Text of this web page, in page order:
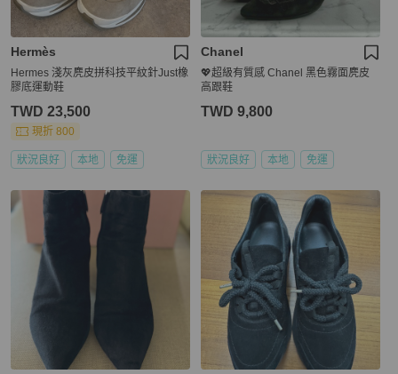
Hermès
Hermes 淺灰麂皮拼科技平紋針Just橡
膠底運動鞋
TWD 23,500
現折 800
狀況良好 本地 免運
Chanel
💖超級有質感 Chanel 黑色霧面麂皮
高跟鞋
TWD 9,800
狀況良好 本地 免運